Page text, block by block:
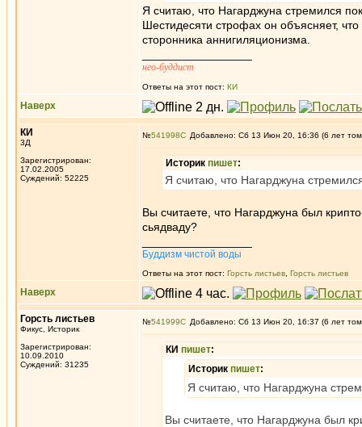
Я считаю, что Нагарджуна стремился
Шестидесяти строфах он объясняет,
сторонника аннигиляционизма.
нео-буддист
Ответы на этот пост: КИ
Наверх
КИ
3Д
Зарегистрирован:
17.02.2005
Суждений: 52225
№541998 Добавлено: Сб 13 Июн 20, 16:36 (6 лет
Историк пишет:
Я считаю, что Нагарджуна
Вы считаете, что Нагарджуна был
cьядваду?
Буддизм чистой воды
Ответы на этот пост: Горсть листьев Горсть листьев
Наверх
Горсть листьев
Фикус, Историк
Зарегистрирован:
10.09.2010
Суждений: 31235
№541999 Добавлено: Сб 13 Июн 20, 16:37 (6 лет
КИ пишет:
Историк пишет:
Я считаю, что Нагарджуна
Вы считаете, что Нагарджуна был